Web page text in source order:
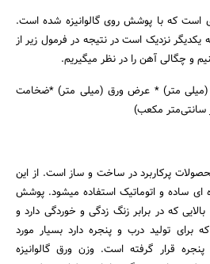
است که با پوشش روی گالوانیزه شده است.
یکدیگر نزدیک است در نتیجه در فرمول زیر از
و چگالی آهن را در نظر میگیریم.
(میلی متر) * عرض ورق (میلی متر) *ضخامت
سانتی‌متر مکعب)
پرکاربرد در ساخت و ساز است. از این
ساده و اتوماتیک استفاده میشود. پوشش
که در برابر زنگ زدگی و خوردگی دارد و
برای تولید درب و پنجره دارد بسیار مورد
قرار گرفته است. وزن ورق گالوانیزه